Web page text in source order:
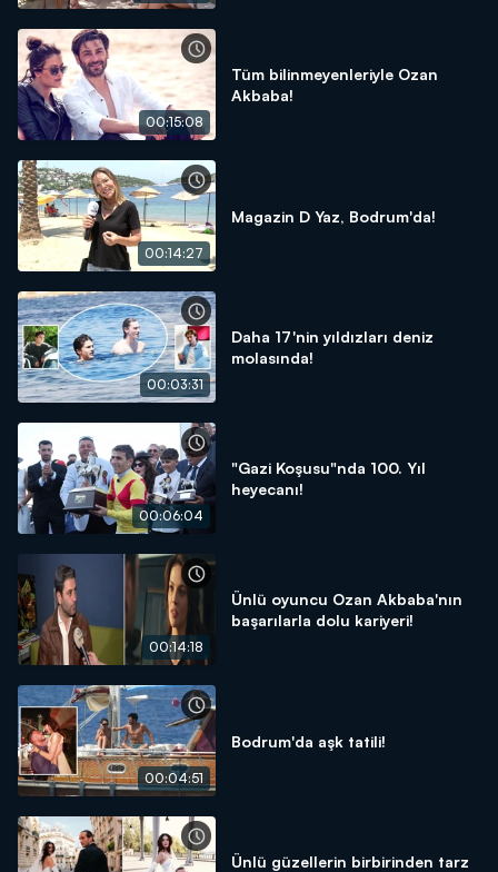
00:15:08
Tüm bilinmeyenleriyle Ozan
Akbaba!
00:14:27
Magazin D Yaz, Bodrum'da!
00:03:31
Daha 17'nin yıldızları deniz
molasında!
00:06:04
"Gazi Koşusu"nda 100. Yıl
heyecanı!
00:14:18
Ünlü oyuncu Ozan Akbaba'nın
başarılarla dolu kariyeri!
00:04:51
Bodrum'da aşk tatili!
Ünlü güzellerin birbirinden tarz